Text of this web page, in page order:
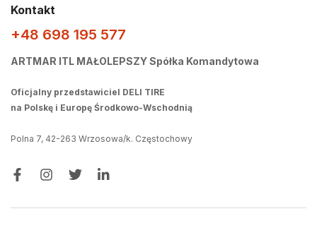
Kontakt
+48 698 195 577
ARTMAR ITL MAŁOLEPSZY Spółka Komandytowa
Oficjalny przedstawiciel DELI TIRE
na Polskę i Europę Środkowo-Wschodnią
Polna 7, 42-263 Wrzosowa/k. Częstochowy